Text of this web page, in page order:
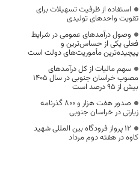
استفاده از ظرفیت تسهیلات برای
تقویت واحدهای تولیدی
وصول درآمدهای عمومی در شرایط
فعلی یکی از حساس‌ترین و
پیچیده‌ترین مأموریت‌های دولت است
سهم مالیات از کل درآمدهای
مصوب خراسان جنوبی در سال ۱۴۰۵
بیش از ۹۵ درصد است
صدور هفت هزار و ۸۰۰ گذرنامه
زیارتی در خراسان جنوبی
۱۲ پرواز فرودگاه بین المللی شهید
کاوه در هفته دوم مرداد